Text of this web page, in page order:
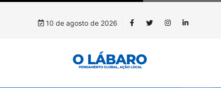
10 de agosto de 2026